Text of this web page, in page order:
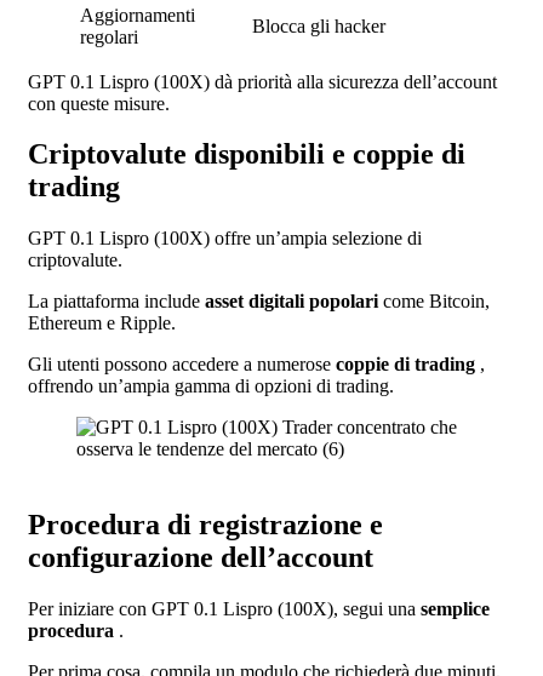
Aggiornamenti
regolari
Blocca gli hacker
GPT 0.1 Lispro (100X) dà priorità alla sicurezza dell’account
con queste misure.
Criptovalute disponibili e coppie di
trading
GPT 0.1 Lispro (100X) offre un’ampia selezione di
criptovalute.
La piattaforma include asset digitali popolari come Bitcoin,
Ethereum e Ripple.
Gli utenti possono accedere a numerose coppie di trading ,
offrendo un’ampia gamma di opzioni di trading.
Procedura di registrazione e
configurazione dell’account
Per iniziare con GPT 0.1 Lispro (100X), segui una semplice
procedura .